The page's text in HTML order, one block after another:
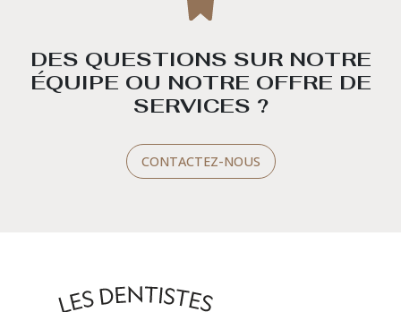
DES QUESTIONS SUR NOTRE
ÉQUIPE OU NOTRE OFFRE DE
SERVICES ?
CONTACTEZ-NOUS